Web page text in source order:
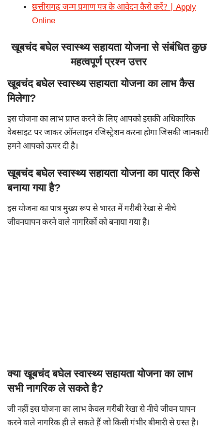
छत्तीसगढ़ जन्म प्रमाण पत्र के आवेदन कैसे करें? | Apply
Online
खूबचंद बघेल स्वास्थ्य सहायता योजना से संबंधित कुछ
महत्वपूर्ण प्रश्न उत्तर
खूबचंद बघेल स्वास्थ्य सहायता योजना का लाभ कैस
मिलेगा?
इस योजना का लाभ प्राप्त करने के लिए आपको इसकी अधिकारिक
वेबसाइट पर जाकर ऑनलाइन रजिस्ट्रेशन करना होगा जिसकी जानकारी
हमने आपको ऊपर दी है।
खूबचंद बघेल स्वास्थ्य सहायता योजना का पात्र किसे
बनाया गया है?
इस योजना का पात्र मुख्य रूप से भारत में गरीबी रेखा से नीचे
जीवनयापन करने वाले नागरिकों को बनाया गया है।
क्या खूबचंद बघेल स्वास्थ्य सहायता योजना का लाभ
सभी नागरिक ले सकते है?
जी नहीं इस योजना का लाभ केवल गरीबी रेखा से नीचे जीवन यापन
करने वाले नागरिक ही ले सकते हैं जो किसी गंभीर बीमारी से ग्रस्त है।